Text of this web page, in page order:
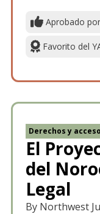
Aprobado
Favorito del
Derechos y
El
del
Legal
By Northwest